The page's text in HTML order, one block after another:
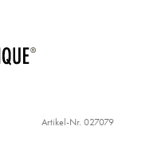
Artikel-Nr. 027079